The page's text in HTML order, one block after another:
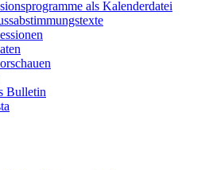
als Kalenderdatei
Bulletin